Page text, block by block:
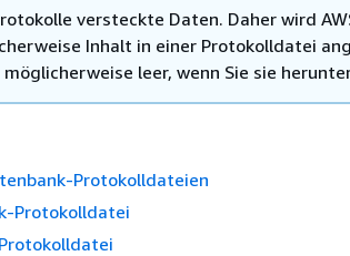
versteckte Daten. Daher wird
Inhalt in einer Protokolldatei
leer, wenn Sie sie
Protokolldateien
Protokolldatei